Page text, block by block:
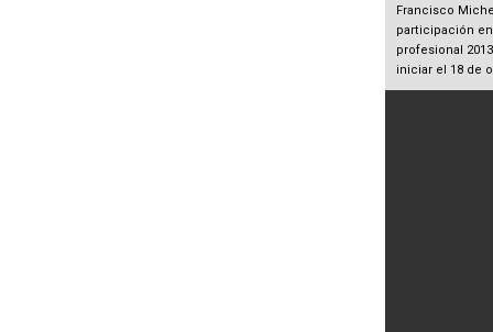
Francisco
participación
profesional
iniciar el 18 de